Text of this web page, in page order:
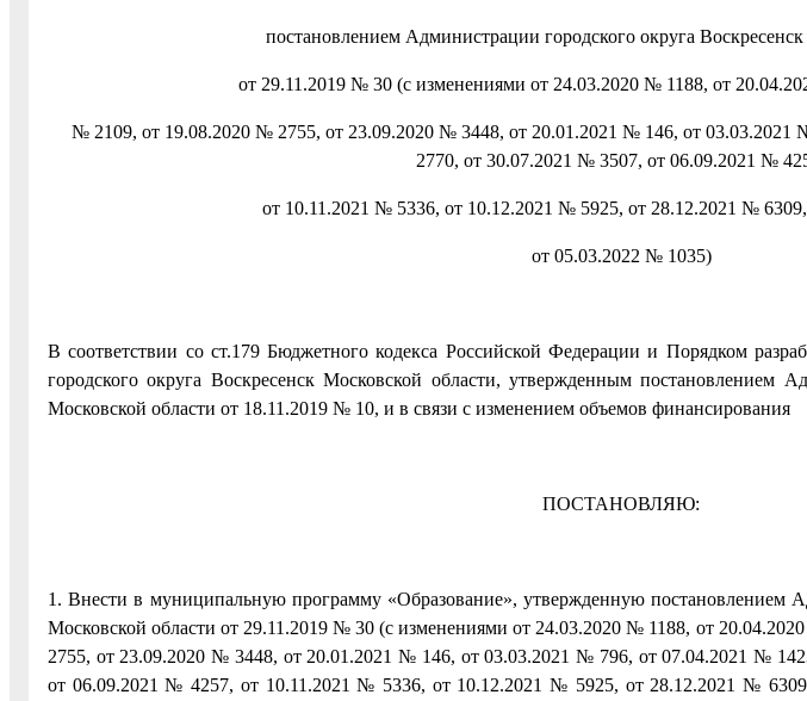
постановлением Администрации городского округа
от 29.11.2019 № 30 (с изменениями от 24.03.2020 № 1188, от
№ 2109, от 19.08.2020 № 2755, от 23.09.2020 № 3448, от 20.01.2021 № 146, от
2770, от 30.07.2021 № 3507, от 06.09.2021 №
от 10.11.2021 № 5336, от 10.12.2021 № 5925, от 28.12.2021 №
от 05.03.2022 № 1035)
В соответствии со ст.179 Бюджетного кодекса Российской Федерации и Порядком
городского округа Воскресенск Московской области, утвержденным постановлением
Московской области от 18.11.2019 № 10, и в связи с изменением объемов финансирования
ПОСТАНОВЛЯЮ:
1. Внести в муниципальную программу «Образование», утвержденную постановлением
Московской области от 29.11.2019 № 30 (с изменениями от 24.03.2020 № 1188, от
2755, от 23.09.2020 № 3448, от 20.01.2021 № 146, от 03.03.2021 № 796, от 07.04.2021 №
от 06.09.2021 № 4257, от 10.11.2021 № 5336, от 10.12.2021 № 5925, от 28.12.2021 №